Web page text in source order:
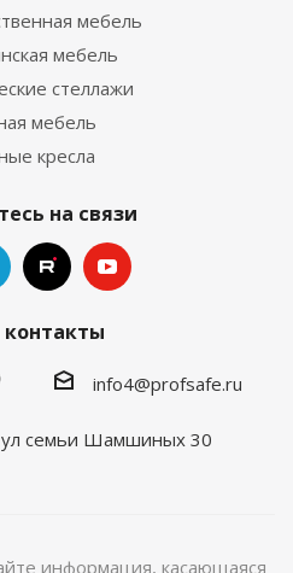
мебель
мебель
стеллажи
мебель
кресла
на связи
info4@profsafe.ru
ул семьи Шамшиных 30
информация, касающаяся